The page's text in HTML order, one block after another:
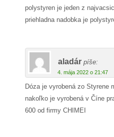
polystyren je jeden z
priehladna nadobka je
aladár píše:
4. mája 2022 o 21:47
Dóza je vyrobená zo Styrene
nakoľko je vyrobená v Číne
600 od firmy CHIMEI